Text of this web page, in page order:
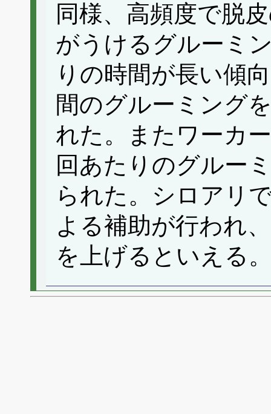
同様、高頻度で脱
がうけるグルーミ
りの時間が長い傾
間のグルーミング
れた。またワーカ
回あたりのグルー
られた。シロアリ
よる補助が行われ
を上げるといえる